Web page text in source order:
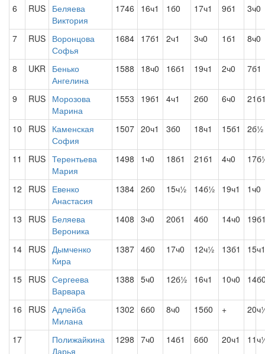
6 RUS Беляева
Виктория
1746 16ч1 1б0 17ч1 9б1 3ч0
7 RUS Воронцова
Софья
1684 17б1 2ч1 3ч0 1б1 8ч0
8 UKR Бенько
Ангелина
1588 18ч0 16б1 19ч1 2ч0 7б1
9 RUS Морозова
Марина
1553 19б1 4ч1 2б0 6ч0
10 RUS Каменская
София
1507 20ч1 3б0 18ч1 15б1 2б½
11 RUS Терентьева
Мария
1498 1ч0 18б1 21б1 4ч0
12 RUS Евенко
Анастасия
1384 2б0 15ч½ 14б½ 19ч1 1ч0
13 RUS Беляева
Вероника
1408 3ч0 20б1 4б0 14ч0
14 RUS Дымченко
Кира
1387 4б0 17ч0 12ч½ 13б1 15ч1
15 RUS Сергеева
Варвара
1388 5ч0 12б½ 16ч1 10ч0
16 RUS Адлейба
Милана
1302 6б0 8ч0 15б0 +
17
Полижайкина
Дарья
1298 7ч0 14б1 6б0 20ч1